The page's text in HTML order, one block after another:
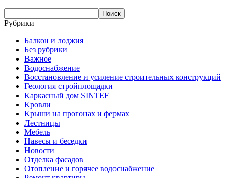
Рубрики
Балкон и лоджия
Без рубрики
Важное
Водоснабжение
Восстановление и усиление строительных конструкций
Геология стройплощадки
Каркасный дом SINTEF
Кровли
Крыши на прогонах и фермах
Лестницы
Мебель
Навесы и беседки
Новости
Отделка фасадов
Отопление и горячее водоснабжение